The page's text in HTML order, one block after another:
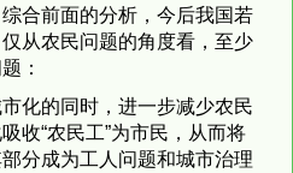
合前面的分析，今后我国若
从农民问题的角度看，至少
：
的同时，进一步减少农民
收“农民工”为市民，从而将
分成为工人问题和城市治理